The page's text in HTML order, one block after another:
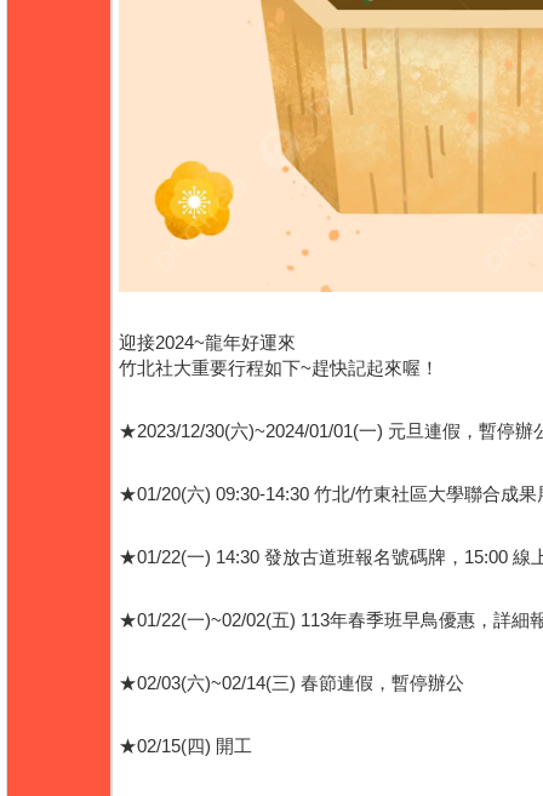
迎接2024~龍年好運來
竹北社大重要行程如下~趕快記起來喔！
★2023/12/30(六)~2024/01/01(一) 元旦連假，暫停辦
★01/20(六) 09:30-14:30 竹北/竹東社區大學聯合成
★01/22(一) 14:30 發放古道班報名號碼牌，15:00
★01/22(一)~02/02(五) 113年春季班早鳥優惠，詳細
★02/03(六)~02/14(三) 春節連假，暫停辦公
★02/15(四) 開工